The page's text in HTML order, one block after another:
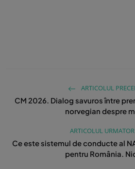
ARTICOLUL
CM 2026. Dialog savuros între
norvegian despre
ARTICOLUL URMATOR
Ce este sistemul de conducte al
pentru România.